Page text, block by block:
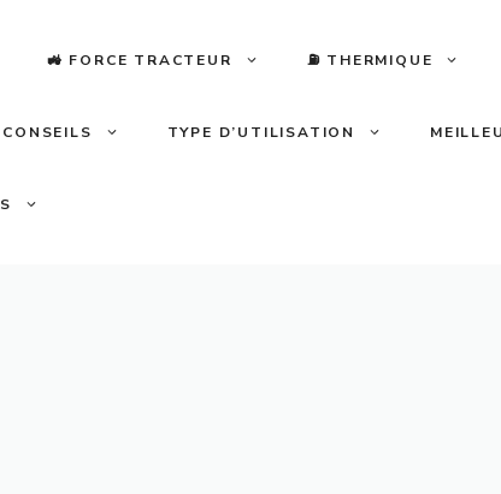
🚜 FORCE TRACTEUR ⛽️ THERMIQUE
CONSEILS TYPE D’UTILISATION